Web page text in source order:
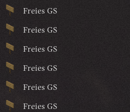
Freies GS
Freies GS
Freies GS
Freies GS
Freies GS
Freies GS